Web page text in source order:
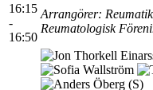
16:15
-
16:50
Arrangörer:
Reumatologisk